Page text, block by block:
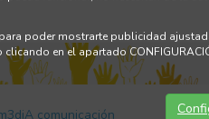
comunicación
poder mostrarte publicidad
en el apartado